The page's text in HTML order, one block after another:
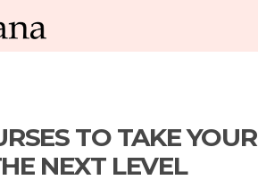
TO TAKE YOUR
NEXT LEVEL